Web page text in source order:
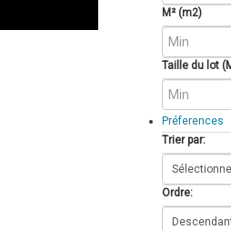
M² (m2)
Taille du lot
Préferences
Trier par:
Ordre: